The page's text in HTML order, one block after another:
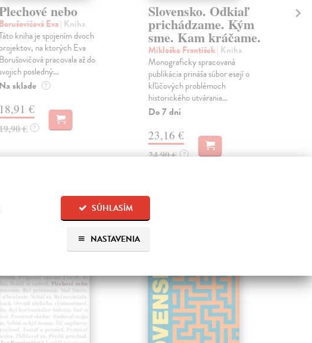
SÚHLASÍM
NASTAVENIA
nebo
Borušovičová Eva| Kniha
kniha je spojením dvoch
projektov, na ktorých Eva
Borušovičová pracovala až do
posledný...
Na sklade ?
18,91 €
€ ?
Slovensko. Odkiaľ
prichádzame. Kým
sme. Kam kráčame.
Mikloško František| Kniha
Monograficky spracovaná
publikácia prináša súbor esejí o
kľúčových problémoch
historického utvárania...
Do 7 dní
23,16 €
24,90 € ?
kúpili aj:
na sklade